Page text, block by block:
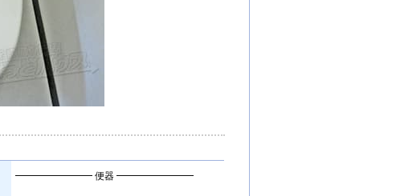
━━━━━━━━ 便器 ━━━━━━━━